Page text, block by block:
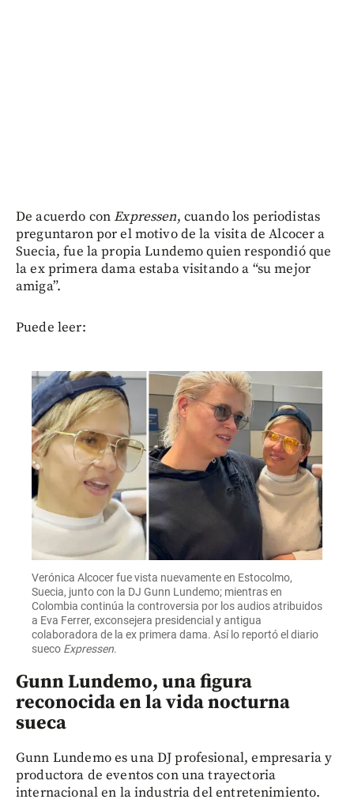
De acuerdo conExpressen, cuando los periodistas
preguntaron por el motivo de la visita de Alcocer a
Suecia, fue la propia Lundemo quien respondió que
la ex primera dama estaba visitando a “su mejor
amiga”.
Puede leer:
Verónica Alcocer fue vista nuevamente en Estocolmo,
Suecia, junto con la DJ Gunn Lundemo; mientras en
Colombia continúa la controversia por los audios atribuidos
a Eva Ferrer, exconsejera presidencial y antigua
colaboradora de la ex primera dama. Así lo reportó el diario
sueco Expressen.
Gunn Lundemo, una figura
reconocida en la vida nocturna
sueca
Gunn Lundemo es una DJ profesional, empresaria y
productora de eventos con una trayectoria
internacional en la industria del entretenimiento.